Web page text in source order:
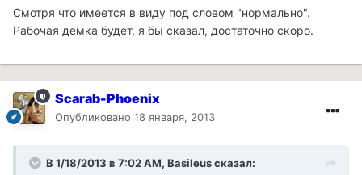
Смотря что имеется в виду под словом "нормально".
Рабочая демка будет, я бы сказал, достаточно скоро.
Scarab-Phoenix
Опубликовано 18 января, 2013
В 1/18/2013 в 7:02 AM, Basileus сказал: